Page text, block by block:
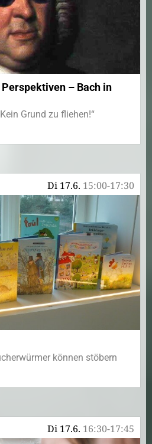
– Bach in
Grund zu fliehen!“
Di 17.6. 15:00-17:30
können stöbern
Di 17.6. 16:30-17:45